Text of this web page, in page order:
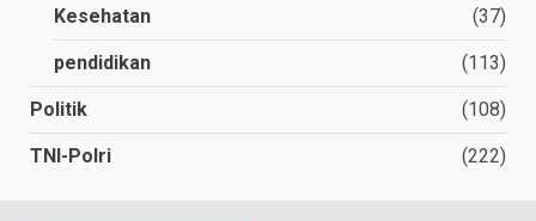
Kesehatan
(37)
pendidikan (113)
Politik (108)
TNI-Polri (222)